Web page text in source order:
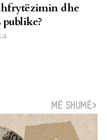
dhe
MË SHUMË